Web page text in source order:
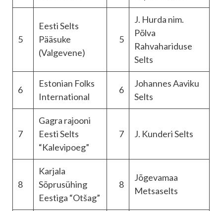
5
Eesti Selts
Pääsuke
(Valgevene)
5
J. Hurda nim.
Põlva
Rahvahariduse
Selts
6
Estonian Folks
International
6
Johannes Aaviku
Selts
7
Gagra rajooni
Eesti Selts
“Kalevipoeg”
7 J. Kunderi Selts
8
Karjala
Sõprusühing
Eestiga “Otšag”
8
Jõgevamaa
Metsaselts